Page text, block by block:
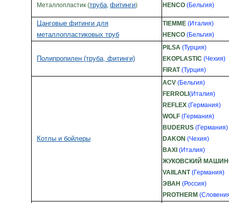
Металлопластик (труба, фитинги) HENCO (Бельгия)
Цанговые фитинги для
металлопластиковых труб
TIEMME (Италия)
HENCO (Бельгия)
Полипропилен (труба, фитинги)
PILSA (Турция)
EKOPLASTIC (Чехия)
FIRAT (Турция)
Котлы и бойлеры
ACV (Бельгия)
FERROLI (Италия)
REFLEX (Германия)
WOLF (Германия)
BUDERUS (Германия)
DAKON (Чехия)
BAXI (Италия)
ЖУКОВСКИЙ
VAIILANT (Германия)
ЭВАН (Россия)
PROTHERM